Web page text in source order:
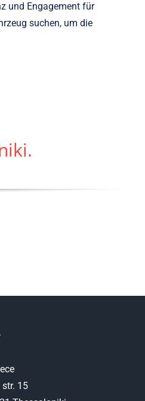
und Engagement für
suchen, um die
15